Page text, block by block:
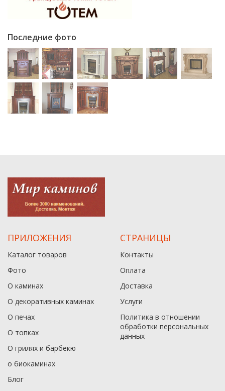
Последние фото
ПРИЛОЖЕНИЯ
Каталог товаров
Фото
О каминах
О декоративных каминах
О печах
О топках
О грилях и барбекю
о биокаминах
Блог
СТРАНИЦЫ
Контакты
Оплата
Доставка
Услуги
Политика в отношении
обработки персональных
данныx